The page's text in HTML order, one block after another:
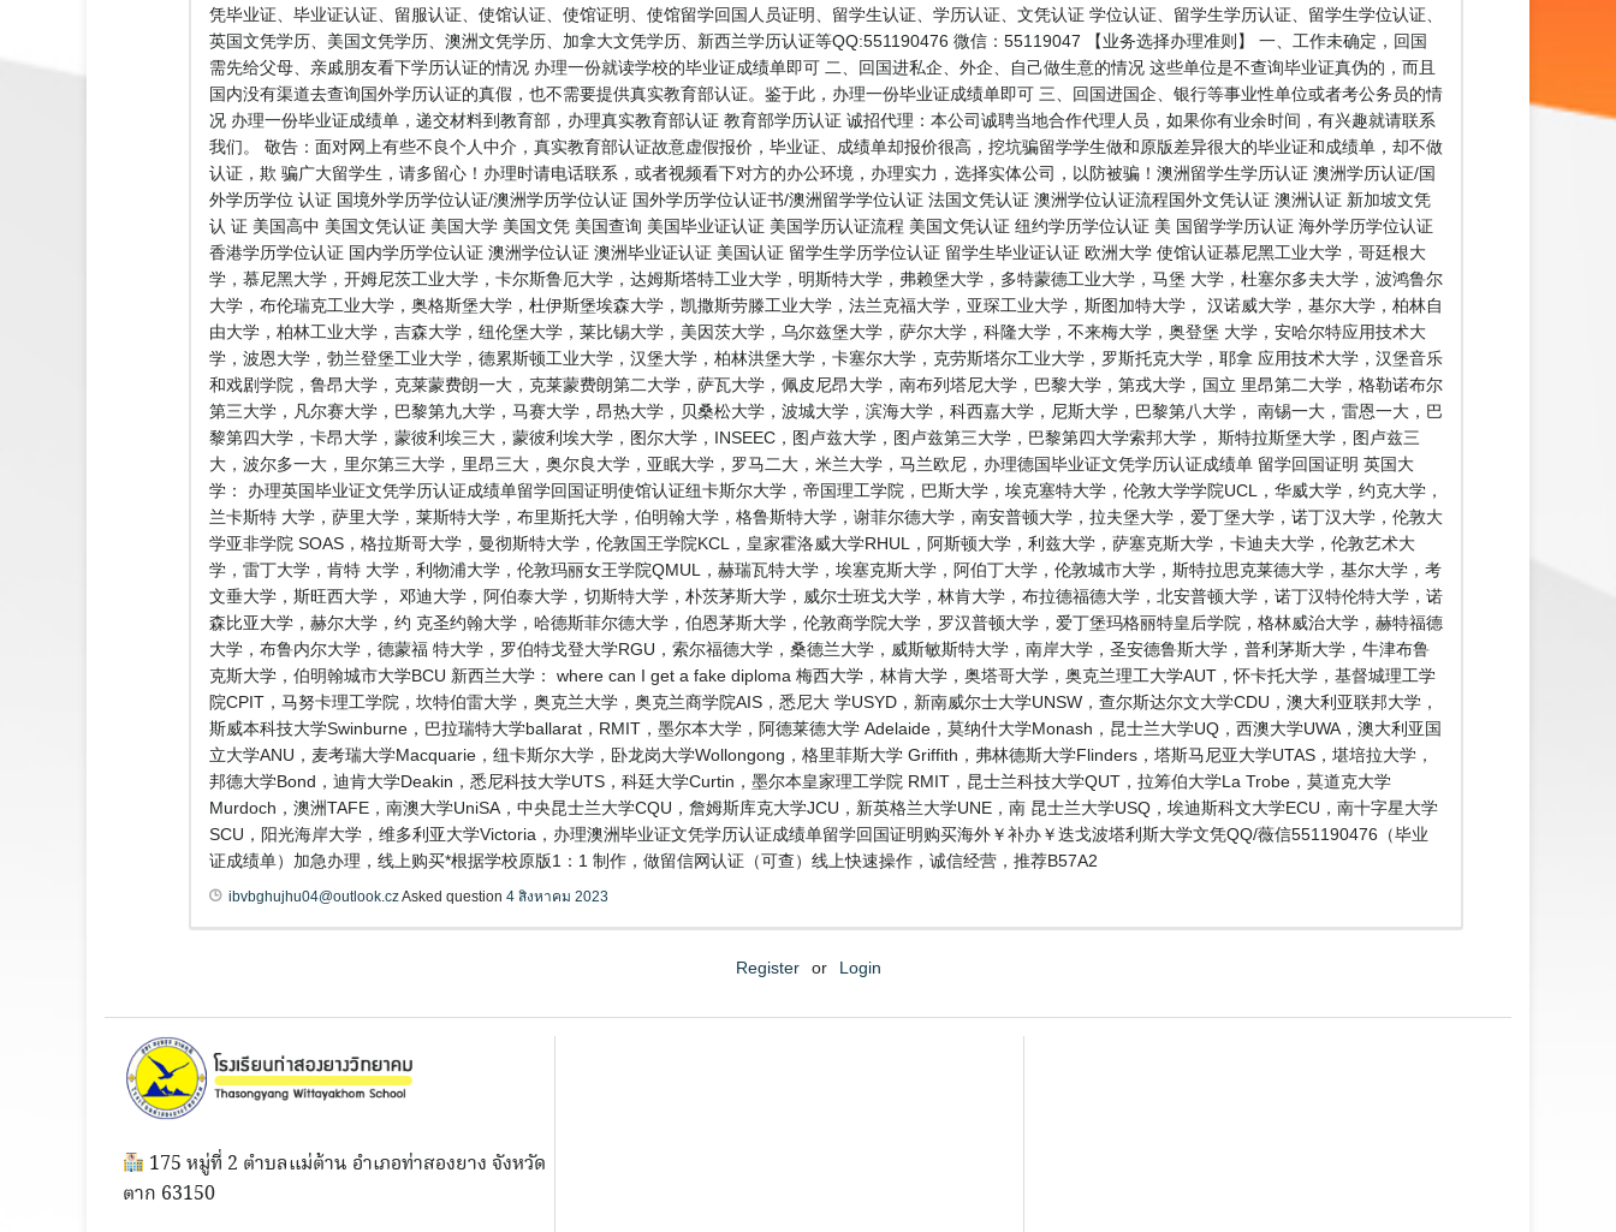
凭毕业证、毕业证认证、留服认证、使馆认证、使馆证明、使馆留学回国人员证明、留学生认证、学历认证、文凭认证 学位认证、留学生学历认证、留学生学位认证、
英国文凭学历、美国文凭学历、澳洲文凭学历、加拿大文凭学历、新西兰学历认证等QQ:551190476 微信：55119047 【业务选择办理准则】 一、工作未确定，回国
需先给父母、亲戚朋友看下学历认证的情况 办理一份就读学校的毕业证成绩单即可 二、回国进私企、外企、自己做生意的情况 这些单位是不查询毕业证真伪的，而且
国内没有渠道去查询国外学历认证的真假，也不需要提供真实教育部认证。鉴于此，办理一份毕业证成绩单即可 三、回国进国企、银行等事业性单位或者考公务员的情
况 办理一份毕业证成绩单，递交材料到教育部，办理真实教育部认证 教育部学历认证 诚招代理：本公司诚聘当地合作代理人员，如果你有业余时间，有兴趣就请联系
我们。 敬告：面对网上有些不良个人中介，真实教育部认证故意虚假报价，毕业证、成绩单却报价很高，挖坑骗留学学生做和原版差异很大的毕业证和成绩单，却不做
认证，欺 骗广大留学生，请多留心！办理时请电话联系，或者视频看下对方的办公环境，办理实力，选择实体公司，以防被骗！澳洲留学生学历认证 澳洲学历认证/国
外学历学位 认证 国境外学历学位认证/澳洲学历学位认证 国外学历学位认证书/澳洲留学学位认证 法国文凭认证 澳洲学位认证流程国外文凭认证 澳洲认证 新加坡文凭
认 证 美国高中 美国文凭认证 美国大学 美国文凭 美国查询 美国毕业证认证 美国学历认证流程 美国文凭认证 纽约学历学位认证 美 国留学学历认证 海外学历学位认证
香港学历学位认证 国内学历学位认证 澳洲学位认证 澳洲毕业证认证 美国认证 留学生学历学位认证 留学生毕业证认证 欧洲大学 使馆认证慕尼黑工业大学，哥廷根大
学，慕尼黑大学，开姆尼茨工业大学，卡尔斯鲁厄大学，达姆斯塔特工业大学，明斯特大学，弗赖堡大学，多特蒙德工业大学，马堡 大学，杜塞尔多夫大学，波鸿鲁尔
大学，布伦瑞克工业大学，奥格斯堡大学，杜伊斯堡埃森大学，凯撒斯劳滕工业大学，法兰克福大学，亚琛工业大学，斯图加特大学， 汉诺威大学，基尔大学，柏林自
由大学，柏林工业大学，吉森大学，纽伦堡大学，莱比锡大学，美因茨大学，乌尔兹堡大学，萨尔大学，科隆大学，不来梅大学，奥登堡 大学，安哈尔特应用技术大
学，波恩大学，勃兰登堡工业大学，德累斯顿工业大学，汉堡大学，柏林洪堡大学，卡塞尔大学，克劳斯塔尔工业大学，罗斯托克大学，耶拿 应用技术大学，汉堡音乐
和戏剧学院，鲁昂大学，克莱蒙费朗一大，克莱蒙费朗第二大学，萨瓦大学，佩皮尼昂大学，南布列塔尼大学，巴黎大学，第戎大学，国立 里昂第二大学，格勒诺布尔
第三大学，凡尔赛大学，巴黎第九大学，马赛大学，昂热大学，贝桑松大学，波城大学，滨海大学，科西嘉大学，尼斯大学，巴黎第八大学， 南锡一大，雷恩一大，巴
黎第四大学，卡昂大学，蒙彼利埃三大，蒙彼利埃大学，图尔大学，INSEEC，图卢兹大学，图卢兹第三大学，巴黎第四大学索邦大学， 斯特拉斯堡大学，图卢兹三
大，波尔多一大，里尔第三大学，里昂三大，奥尔良大学，亚眠大学，罗马二大，米兰大学，马兰欧尼，办理德国毕业证文凭学历认证成绩单 留学回国证明 英国大
学： 办理英国毕业证文凭学历认证成绩单留学回国证明使馆认证纽卡斯尔大学，帝国理工学院，巴斯大学，埃克塞特大学，伦敦大学学院UCL，华威大学，约克大学，
兰卡斯特 大学，萨里大学，莱斯特大学，布里斯托大学，伯明翰大学，格鲁斯特大学，谢菲尔德大学，南安普顿大学，拉夫堡大学，爱丁堡大学，诺丁汉大学，伦敦大
学亚非学院 SOAS，格拉斯哥大学，曼彻斯特大学，伦敦国王学院KCL，皇家霍洛威大学RHUL，阿斯顿大学，利兹大学，萨塞克斯大学，卡迪夫大学，伦敦艺术大
学，雷丁大学，肯特 大学，利物浦大学，伦敦玛丽女王学院QMUL，赫瑞瓦特大学，埃塞克斯大学，阿伯丁大学，伦敦城市大学，斯特拉思克莱德大学，基尔大学，考
文垂大学，斯旺西大学， 邓迪大学，阿伯泰大学，切斯特大学，朴茨茅斯大学，威尔士班戈大学，林肯大学，布拉德福德大学，北安普顿大学，诺丁汉特伦特大学，诺
森比亚大学，赫尔大学，约 克圣约翰大学，哈德斯菲尔德大学，伯恩茅斯大学，伦敦商学院大学，罗汉普顿大学，爱丁堡玛格丽特皇后学院，格林威治大学，赫特福德
大学，布鲁内尔大学，德蒙福 特大学，罗伯特戈登大学RGU，索尔福德大学，桑德兰大学，威斯敏斯特大学，南岸大学，圣安德鲁斯大学，普利茅斯大学，牛津布鲁
克斯大学，伯明翰城市大学BCU 新西兰大学： where can I get a fake diploma 梅西大学，林肯大学，奥塔哥大学，奥克兰理工大学AUT，怀卡托大学，基督城理工学
院CPIT，马努卡理工学院，坎特伯雷大学，奥克兰大学，奥克兰商学院AIS，悉尼大 学USYD，新南威尔士大学UNSW，查尔斯达尔文大学CDU，澳大利亚联邦大学，
斯威本科技大学Swinburne，巴拉瑞特大学ballarat，RMIT，墨尔本大学，阿德莱德大学 Adelaide，莫纳什大学Monash，昆士兰大学UQ，西澳大学UWA，澳大利亚国
立大学ANU，麦考瑞大学Macquarie，纽卡斯尔大学，卧龙岗大学Wollongong，格里菲斯大学 Griffith，弗林德斯大学Flinders，塔斯马尼亚大学UTAS，堪培拉大学，
邦德大学Bond，迪肯大学Deakin，悉尼科技大学UTS，科廷大学Curtin，墨尔本皇家理工学院 RMIT，昆士兰科技大学QUT，拉筹伯大学La Trobe，莫道克大学
Murdoch，澳洲TAFE，南澳大学UniSA，中央昆士兰大学CQU，詹姆斯库克大学JCU，新英格兰大学UNE，南 昆士兰大学USQ，埃迪斯科文大学ECU，南十字星大学
SCU，阳光海岸大学，维多利亚大学Victoria，办理澳洲毕业证文凭学历认证成绩单留学回国证明购买海外￥补办￥迭戈波塔利斯大学文凭QQ/薇信551190476（毕业
证成绩单）加急办理，线上购买*根据学校原版1：1 制作，做留信网认证（可查）线上快速操作，诚信经营，推荐B57A2
ibvbghujhu04@outlook.czAsked question 4 สิงหาคม 2023
Register or Login
175 หมู่ที่ 2 ตำบลแม่ต้าน อำเภอท่าสองยาง จังหวัด
ตาก 63150